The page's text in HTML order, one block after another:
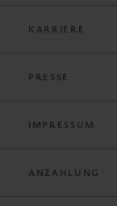
KARRIERE
PRESSE
IMPRESSUM
ANZAHLUNG